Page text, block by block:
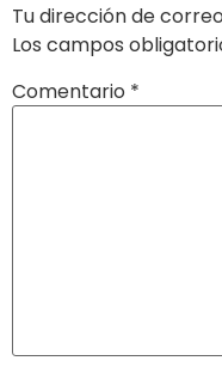
Tu dirección de
Los campos
Comentario *